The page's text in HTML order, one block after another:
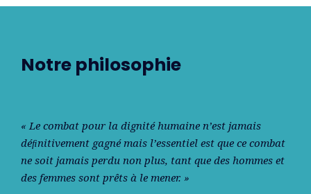
Notre philosophie
« Le combat pour la dignité humaine n’est jamais
déﬁnitivement gagné mais l’essentiel est que ce combat
ne soit jamais perdu non plus, tant que des hommes et
des femmes sont prêts à le mener. »